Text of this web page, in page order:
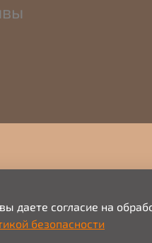
даете согласие на
безопасности